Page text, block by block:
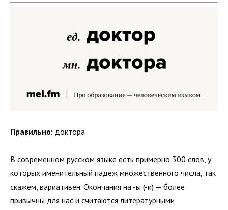
Правильно: доктора
В современном русском языке есть примерно 300 слов, у
которых именительный падеж множественного числа, так
скажем, вариативен. Окончания на -ы (-и) — более
привычны для нас и считаются литературными